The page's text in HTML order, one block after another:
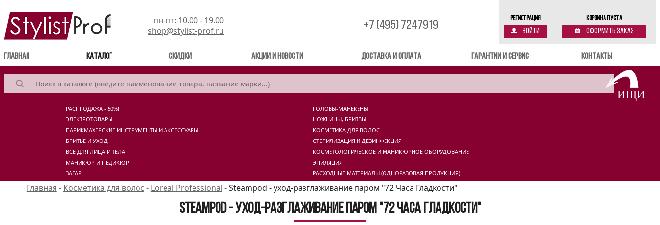
Регистрация
Войти
Корзина пуста
Оформить заказ
пн-пт: 10.00 - 19.00
shop@stylist-prof.ru
+7 (495) 7247919
Главная Каталог Скидки Акции и новости Доставка и оплата Гарантии и сервис Контакты
РАСПРОДАЖА - 50%!
ГОЛОВЫ-МАНЕКЕНЫ
ЭЛЕКТРОТОВАРЫ
НОЖНИЦЫ, БРИТВЫ
ПАРИКМАХЕРСКИЕ ИНСТРУМЕНТЫ И АКСЕССУАРЫ
КОСМЕТИКА ДЛЯ ВОЛОС
БРИТЬЕ И УХОД
СТЕРИЛИЗАЦИЯ И ДЕЗИНФЕКЦИЯ
ВСЕ ДЛЯ ЛИЦА И ТЕЛА
КОСМЕТОЛОГИЧЕСКОЕ И МАНИКЮРНОЕ ОБОРУДОВАНИЕ
МАНИКЮР И ПЕДИКЮР
ЭПИЛЯЦИЯ
ЗАГАР
РАСХОДНЫЕ МАТЕРИАЛЫ (ОДНОРАЗОВАЯ ПРОДУКЦИЯ)
Главная - Косметика для волос - Loreal Professional -Steampod - уход-разглаживание паром "72 Часа Гладкости"
Steampod - уход-разглаживание паром "72 Часа Гладкости"